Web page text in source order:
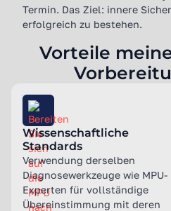
Termin. Das Ziel: innere
erfolgreich zu bestehen.
Vorteile
Wissenschaftliche
Standards
Verwendung derselben
Diagnosewerkzeuge wie MPU-
Experten für vollständige
Übereinstimmung mit deren